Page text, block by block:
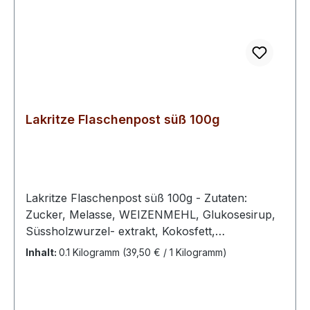
Lakritze Flaschenpost süß 100g
Lakritze Flaschenpost süß 100g - Zutaten:
Zucker, Melasse, WEIZENMEHL, Glukosesirup,
Süssholzwurzel- extrakt, Kokosfett,
Verdickungsmittel: Gummi arabicum,
Inhalt: 0.1 Kilogramm (39,50 € / 1 Kilogramm)